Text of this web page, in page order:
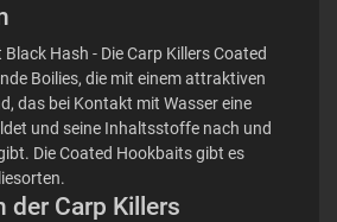
Hash - Die Carp Killers Coated
Boilies, die mit einem attraktiven
das bei Kontakt mit Wasser eine
und seine Inhaltsstoffe nach und
Die Coated Hookbaits gibt es
der Carp Killers